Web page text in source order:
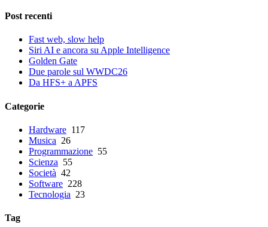
Post recenti
Fast web, slow help
Siri AI e ancora su Apple Intelligence
Golden Gate
Due parole sul WWDC26
Da HFS+ a APFS
Categorie
Hardware 117
Musica 26
Programmazione 55
Scienza 55
Società 42
Software 228
Tecnologia 23
Tag